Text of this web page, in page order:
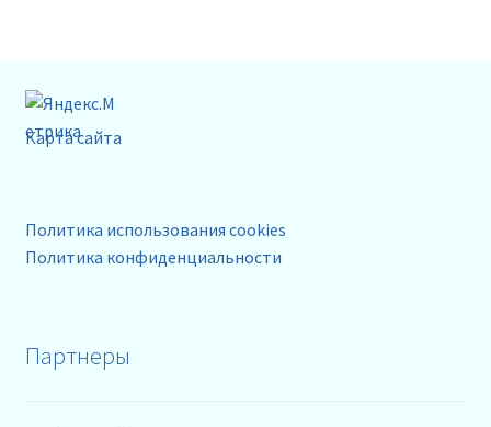
Карта сайта
Политика использования cookies
Политика конфиденциальности
Партнеры